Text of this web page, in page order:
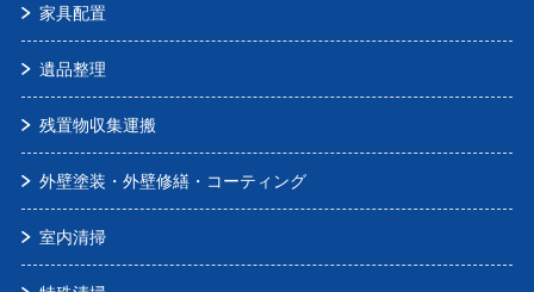
家具配置
遺品整理
残置物収集運搬
外壁塗装・外壁修繕・コーティング
室内清掃